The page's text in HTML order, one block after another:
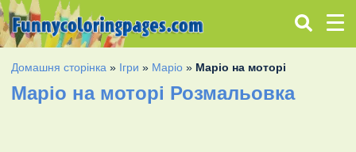
Домашня сторінка » Ігри » Маріо » Маріо на моторі
Маріо на моторі Розмальовка